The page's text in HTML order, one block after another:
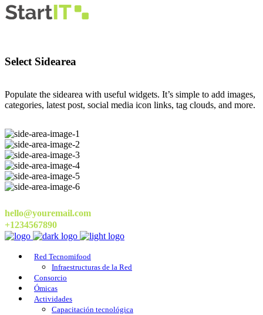
Select Sidearea
Populate the sidearea with useful widgets. It’s simple to add images,
categories, latest post, social media icon links, tag clouds, and more.
hello@youremail.com
+1234567890
Red Tecnomifood
Infraestructuras de la Red
Consorcio
Ómicas
Actividades
Capacitación tecnológica